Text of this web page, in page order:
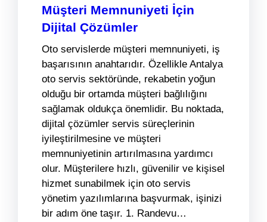
Müşteri Memnuniyeti İçin
Dijital Çözümler
Oto servislerde müşteri memnuniyeti, iş
başarısının anahtarıdır. Özellikle Antalya
oto servis sektöründe, rekabetin yoğun
olduğu bir ortamda müşteri bağlılığını
sağlamak oldukça önemlidir. Bu noktada,
dijital çözümler servis süreçlerinin
iyileştirilmesine ve müşteri
memnuniyetinin artırılmasına yardımcı
olur. Müşterilere hızlı, güvenilir ve kişisel
hizmet sunabilmek için oto servis
yönetim yazılımlarına başvurmak, işinizi
bir adım öne taşır. 1. Randevu…